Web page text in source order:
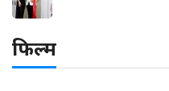
फिल्म